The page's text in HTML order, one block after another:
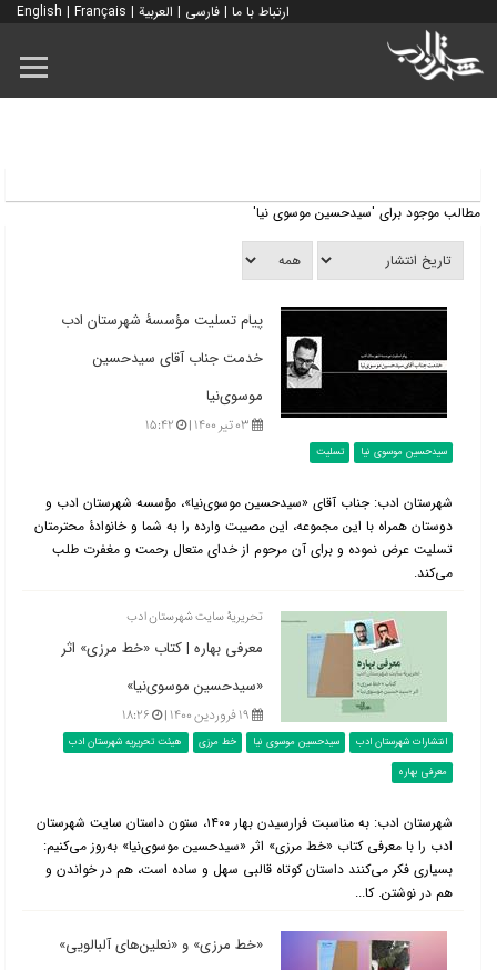
ارتباط با ما | فارسی | العربية |
English | Français
مطالب موجود برای 'سیدحسین موسوی نیا'
پیام تسلیت مؤسسۀ شهرستان ادب
خدمت جناب آقای سیدحسین
موسوی‌نیا
۰۳ تیر ۱۴۰۰ | ۱۵:۴۲
سیدحسین موسوی نیا تسلیت
شهرستان ادب: جناب آقای «سیدحسین موسوی‌نیا»، مؤسسه شهرستان ادب و
دوستان همراه با این مجموعه، این مصیبت وارده را به شما و خانوادۀ محترمتان
تسلیت عرض نموده و برای آن مرحوم از خدای متعال رحمت و مغفرت طلب
می‌کند.
تحریریۀ سایت شهرستان ادب
معرفی بهاره | کتاب «خط مرزی» اثر
«سیدحسین موسوی‌نیا»
۱۹ فروردین ۱۴۰۰ | ۱۸:۲۶
انتشارات شهرستان ادب سیدحسین موسوی نیا خط مرزی
هیئت تحریریه شهرستان ادب
معرفی بهاره
شهرستان ادب: به مناسبت فرارسیدن بهار ۱۴۰۰، ستون داستان سایت شهرستان
ادب را با معرفی کتاب «خط مرزی» اثر «سیدحسین موسوی‌نیا» به‌روز می‌کنیم:
بسیاری فکر می‌کنند داستان کوتاه قالبی سهل و ساده است، هم در خواندن و
هم در نوشتن. کا...
«خط مرزی» و «نعلین‌های آلبالویی»